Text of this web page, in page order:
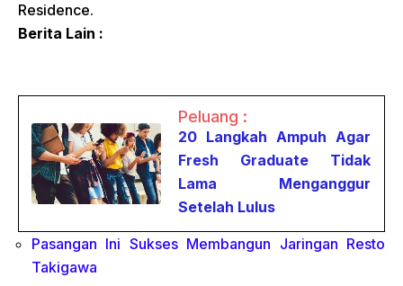
Residence.
Berita Lain :
Peluang :
20 Langkah Ampuh Agar
Fresh Graduate Tidak
Lama Menganggur
Setelah Lulus
Pasangan Ini Sukses Membangun Jaringan Resto
Takigawa